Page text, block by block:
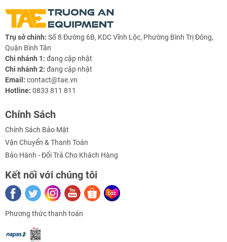
- Đường kính ngoài: 7mm
- Đường kính lỗ: 3mm
- Chiều dài và giá tính theo con:
+ 2mm : 700
+ 3mm : 700
+ 4mm : 700
+ 5mm : 700
+ 6mm : 1000
+ 7mm : 1000
+ 8mm : 1000
+ 9mm : 1000
+ 10mm : 1000
Trụ sở chính: Số 8 Đường 6B, KDC Vĩnh Lộc, Phường Bình Trị Đông,
Quận Bình Tân
Chi nhánh 1: đang cập nhật
Chi nhánh 2: đang cập nhật
Email: contact@tae.vn
Hotline: 0833 811 811
Chính Sách
Chính Sách Bảo Mật
Vận Chuyển & Thanh Toán
Bảo Hành - Đổi Trả Cho Khách Hàng
Kết nối với chúng tôi
Phương thức thanh toán